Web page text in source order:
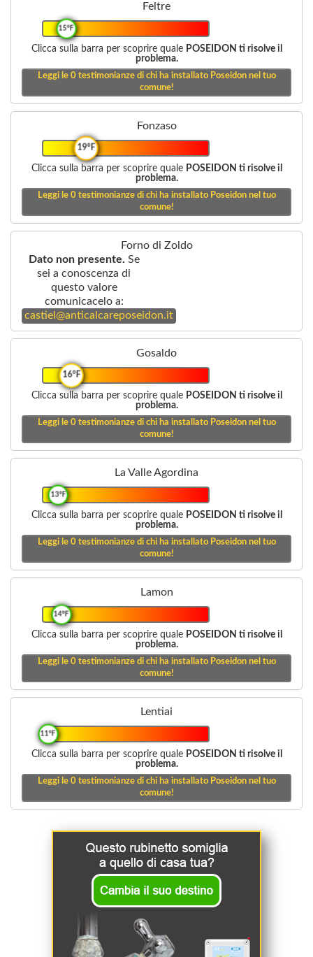
Feltre
15°F
Clicca sulla barra per scoprire quale POSEIDON ti risolve il
problema.
Leggi le 0testimonianze di chi ha installato Poseidon nel tuo
comune!
Fonzaso
19°F
Clicca sulla barra per scoprire quale POSEIDON ti risolve il
problema.
Leggi le 0testimonianze di chi ha installato Poseidon nel tuo
comune!
Forno di Zoldo
Dato non presente. Se
sei a conoscenza di
questo valore
comunicacelo a:
castiel@anticalcareposeidon.it
Gosaldo
16°F
Clicca sulla barra per scoprire quale POSEIDON ti risolve il
problema.
Leggi le 0testimonianze di chi ha installato Poseidon nel tuo
comune!
La Valle Agordina
13°F
Clicca sulla barra per scoprire quale POSEIDON ti risolve il
problema.
Leggi le 0testimonianze di chi ha installato Poseidon nel tuo
comune!
Lamon
14°F
Clicca sulla barra per scoprire quale POSEIDON ti risolve il
problema.
Leggi le 0testimonianze di chi ha installato Poseidon nel tuo
comune!
Lentiai
11°F
Clicca sulla barra per scoprire quale POSEIDON ti risolve il
problema.
Leggi le 0testimonianze di chi ha installato Poseidon nel tuo
comune!